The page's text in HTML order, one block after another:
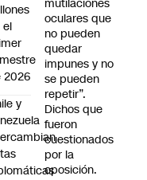
mutilaciones
oculares que
no pueden
quedar
impunes y no
se pueden
repetir”.
Dichos que
fueron
cuestionados
por la
oposición.
el
2026
y